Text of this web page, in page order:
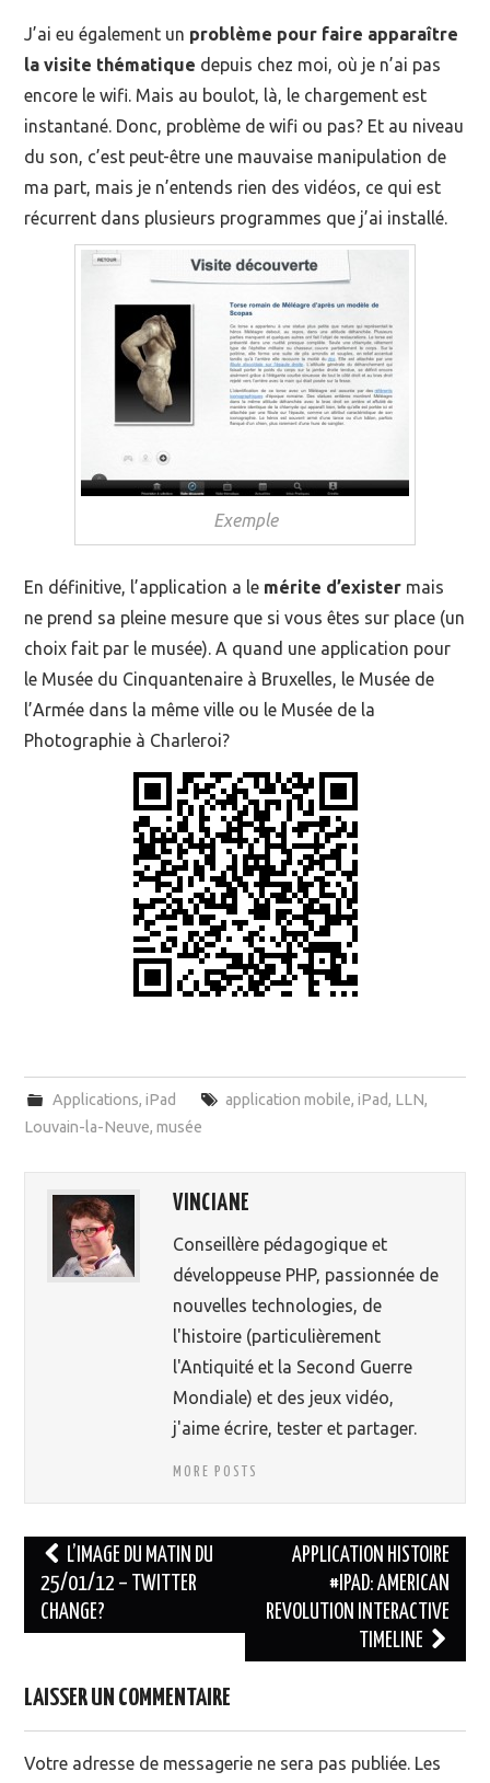
J’ai eu également un problème pour faire apparaître
la visite thématique depuis chez moi, où je n’ai pas
encore le wifi. Mais au boulot, là, le chargement est
instantané. Donc, problème de wifi ou pas? Et au niveau
du son, c’est peut-être une mauvaise manipulation de
ma part, mais je n’entends rien des vidéos, ce qui est
récurrent dans plusieurs programmes que j’ai installé.
Exemple
En définitive, l’application a le mérite d’exister mais
ne prend sa pleine mesure que si vous êtes sur place (un
choix fait par le musée). A quand une application pour
le Musée du Cinquantenaire à Bruxelles, le Musée de
l’Armée dans la même ville ou le Musée de la
Photographie à Charleroi?
Applications, iPad application mobile, iPad, LLN,
Louvain-la-Neuve,musée
VINCIANE
Conseillère pédagogique et
développeuse PHP, passionnée de
nouvelles technologies, de
l'histoire (particulièrement
l'Antiquité et la Second Guerre
Mondiale) et des jeux vidéo,
j'aime écrire, tester et partager.
MORE POSTS
Navigation des articles
L’IMAGE DU MATIN DU
25/01/12 – TWITTER
CHANGE?
APPLICATION HISTOIRE
#IPAD: AMERICAN
REVOLUTION INTERACTIVE
TIMELINE
LAISSER UN COMMENTAIRE
Votre adresse de messagerie ne sera pas publiée. Les